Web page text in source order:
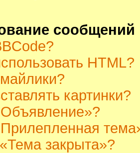
HTML?
картинки?
закрыта»?